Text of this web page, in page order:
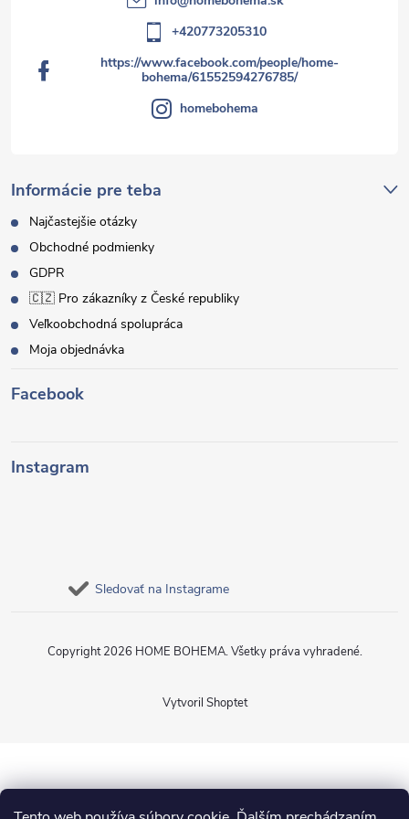
Informácie pre teba
Najčastejšie otázky
Obchodné podmienky
GDPR
🇨🇿 Pro zákazníky z České republiky
Veľkoobchodná spolupráca
Moja objednávka
+420773205310
https://www.facebook.com/people/home-
bohema/61552594276785/
homebohema
Facebook
Instagram
Sledovať na Instagrame
Vytvoril Shoptet
Copyright 2026 HOME BOHEMA. Všetky práva vyhradené.